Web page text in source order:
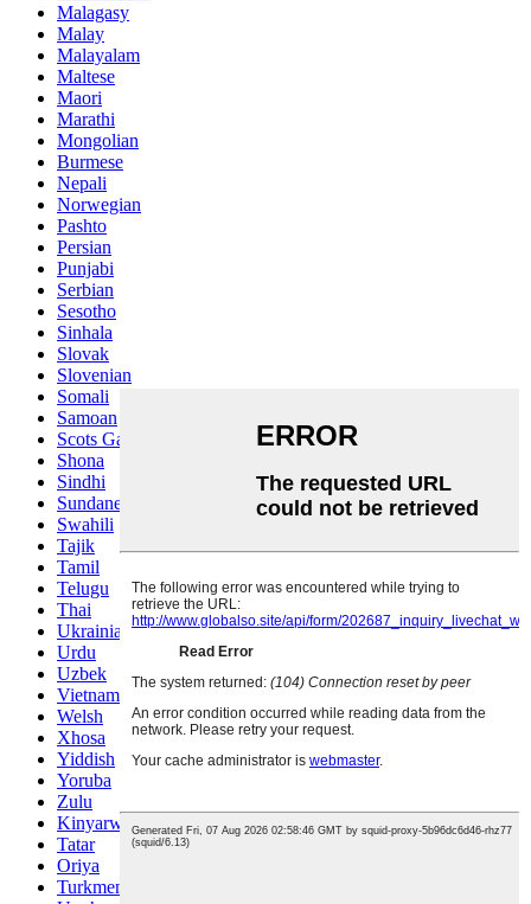
Malagasy
Malay
Malayalam
Maltese
Maori
Marathi
Mongolian
Burmese
Nepali
Norwegian
Pashto
Persian
Punjabi
Serbian
Sesotho
Sinhala
Slovak
Slovenian
Somali
Samoan
Scots Gaelic
Shona
Sindhi
Sundanese
Swahili
Tajik
Tamil
Telugu
Thai
Ukrainian
Urdu
Uzbek
Vietnamese
Welsh
Xhosa
Yiddish
Yoruba
Zulu
Kinyarwanda
Tatar
Oriya
Turkmen